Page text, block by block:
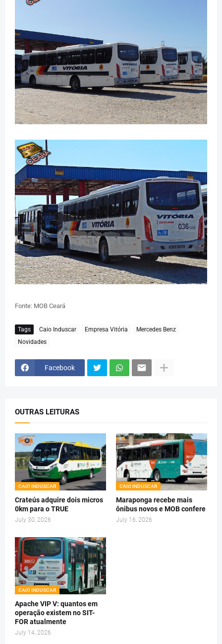
Fonte: MOB Ceará
Tags Caio Induscar Empresa Vitória
Mercedes Benz
Novidades
Facebook
OUTRAS LEITURAS
CAIO INDUSCAR
Crateús adquire dois micros
0km para o TRUE
July 30, 2026
CAIO INDUSCAR
Maraponga recebe mais
ônibus novos e MOB confere
July 16, 2026
CAIO INDUSCAR
Apache VIP V: quantos em
operação existem no SIT-
FOR atualmente
July 14, 2026